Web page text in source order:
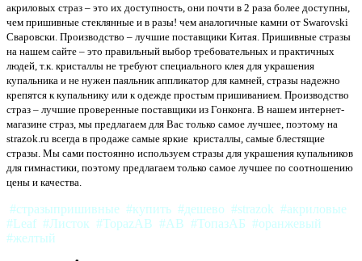
акриловых страз – это их доступность, они почти в 2 раза более доступны,
чем пришивные стеклянные и в разы! чем аналогичные камни от Swarovski
Сваровски. Производство – лучшие поставщики Китая. Пришивные стразы
на нашем сайте – это правильный выбор требовательных и практичных
людей, т.к. кристаллы не требуют специального клея для украшения
купальника и не нужен паяльник аппликатор для камней, стразы надежно
крепятся к купальнику или к одежде простым пришиванием. Производство
страз – лучшие проверенные поставщики из Гонконга. В нашем интернет-
магазине страз, мы предлагаем для Вас только самое лучшее, поэтому на
strazok.ru всегда в продаже самые яркие кристаллы, самые блестящие
стразы. Мы сами постоянно используем стразы для украшения купальников
для гимнастики, поэтому предлагаем только самое лучшее по соотношению
цены и качества.
#стразыпришивные #купить #дешево #strazok #акриловые
#Leaf #Листок #TopazAB #AB #ТопазАБ #оранжевый
#желтый